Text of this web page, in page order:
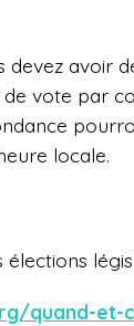
avoir
vote par
locale.
quand-et-